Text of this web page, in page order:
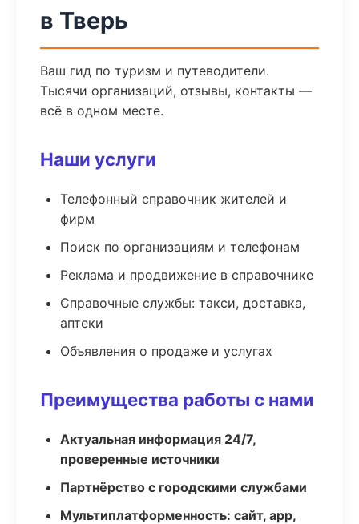
в Тверь
Ваш гид по туризм и путеводители.
Тысячи организаций, отзывы, контакты —
всё в одном месте.
Наши услуги
Телефонный справочник жителей и
фирм
Поиск по организациям и телефонам
Реклама и продвижение в справочнике
Справочные службы: такси, доставка,
аптеки
Объявления о продаже и услугах
Преимущества работы с нами
Актуальная информация 24/7,
проверенные источники
Партнёрство с городскими службами
Мультиплатформенность: сайт, app,